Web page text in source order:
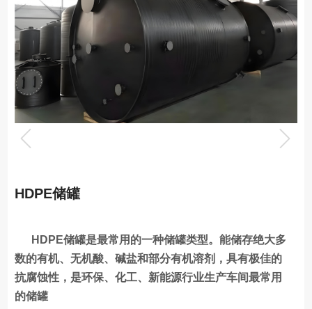
HDPE储罐
HDPE储罐是最常用的一种储罐类型。能储存绝大多
数的有机、无机酸、碱盐和部分有机溶剂，具有极佳的
抗腐蚀性，是环保、化工、新能源行业生产车间最常用
的储罐